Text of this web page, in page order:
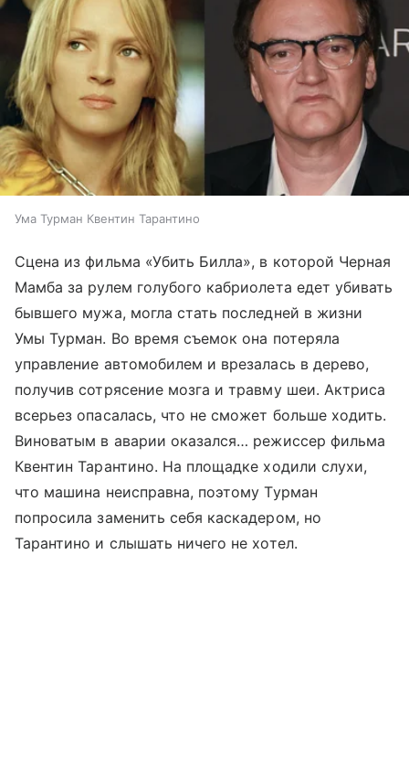
Ума Турман Квентин Тарантино
Сцена из фильма «Убить Билла», в которой Черная
Мамба за рулем голубого кабриолета едет убивать
бывшего мужа, могла стать последней в жизни
Умы Турман. Во время съемок она потеряла
управление автомобилем и врезалась в дерево,
получив сотрясение мозга и травму шеи. Актриса
всерьез опасалась, что не сможет больше ходить.
Виноватым в аварии оказался… режиссер фильма
Квентин Тарантино. На площадке ходили слухи,
что машина неисправна, поэтому Турман
попросила заменить себя каскадером, но
Тарантино и слышать ничего не хотел.